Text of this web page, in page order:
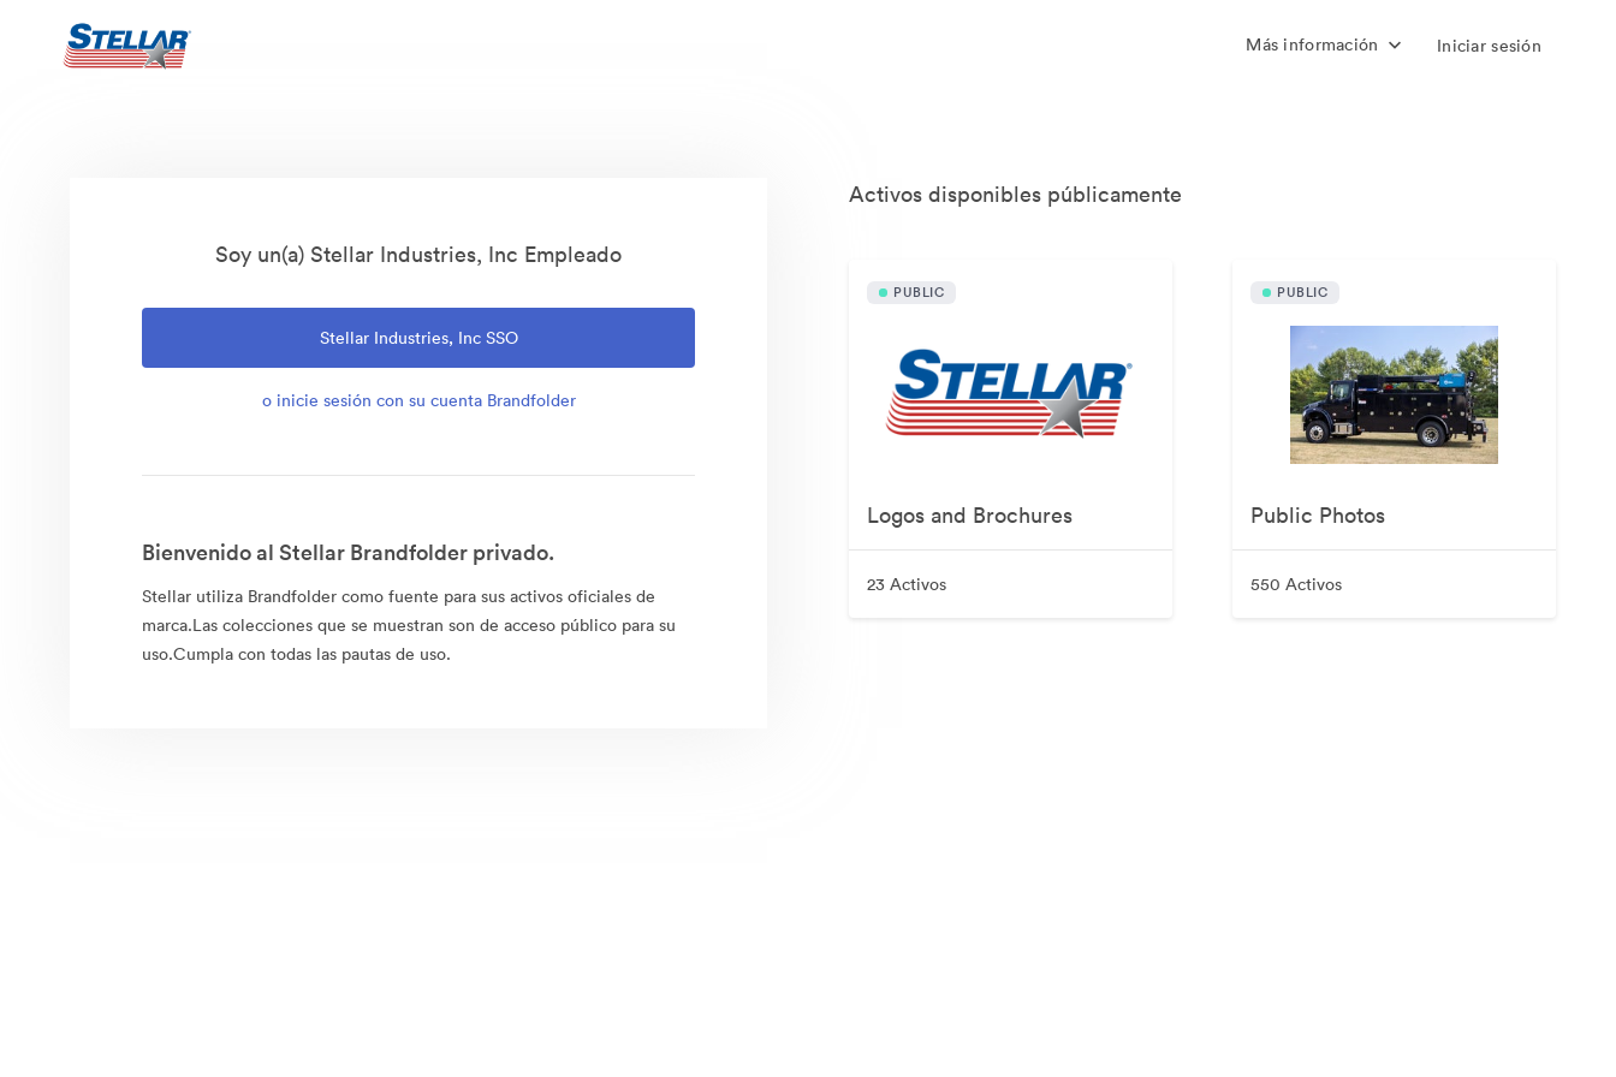
Más información Iniciar sesión
Soy un(a) Stellar Industries, Inc Empleado
Stellar Industries, Inc SSO
o inicie sesión con su cuenta Brandfolder
Bienvenido al Stellar Brandfolder privado.
Stellar utiliza Brandfolder como fuente para sus activos oficiales de
marca.Las colecciones que se muestran son de acceso público para su
uso.Cumpla con todas las pautas de uso.
Activos disponibles públicamente
PUBLIC
Logos and Brochures
23 Activos
PUBLIC
Public Photos
550 Activos